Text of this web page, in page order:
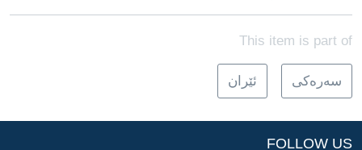
This item is part of
سه‌ره‌کی ئێران
FOLLOW US